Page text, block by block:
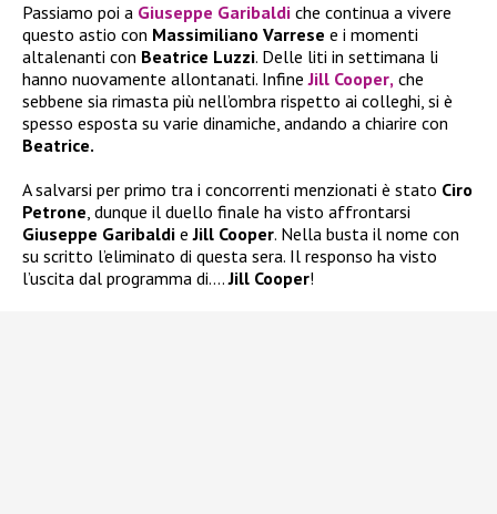
Passiamo poi a Giuseppe Garibaldi che continua a vivere
questo astio con Massimiliano Varrese e i momenti
altalenanti con Beatrice Luzzi. Delle liti in settimana li
hanno nuovamente allontanati. InfineJill Cooper, che
sebbene sia rimasta più nell’ombra rispetto ai colleghi, si è
spesso esposta su varie dinamiche, andando a chiarire con
Beatrice.
A salvarsi per primo tra i concorrenti menzionati è stato Ciro
Petrone, dunque il duello finale ha visto affrontarsi
Giuseppe Garibaldi eJill Cooper. Nella busta il nome con
su scritto l’eliminato di questa sera. Il responso ha visto
l’uscita dal programma di….Jill Cooper!